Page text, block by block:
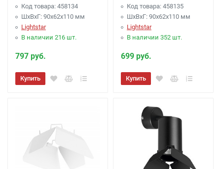
Код товара: 458134
ШхВхГ: 90x62x110 мм
Lightstar
В наличии 216 шт.
797 руб.
Купить
Код товара: 458135
ШхВхГ: 90x62x110 мм
Lightstar
В наличии 352 шт.
699 руб.
Купить